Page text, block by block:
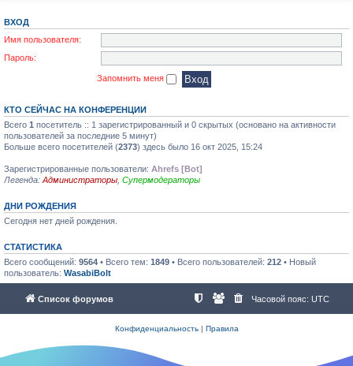
ВХОД
Имя пользователя:
Пароль:
Запомнить меня
КТО СЕЙЧАС НА КОНФЕРЕНЦИИ
Всего 1 посетитель :: 1 зарегистрированный и 0 скрытых (основано на активности
пользователей за последние 5 минут)
Больше всего посетителей (2373) здесь было 16 окт 2025, 15:24
Зарегистрированные пользователи: Ahrefs [Bot]
Легенда: Администраторы Супермодераторы
ДНИ РОЖДЕНИЯ
Сегодня нет дней рождения.
СТАТИСТИКА
Всего сообщений: 9564 • Всего тем: 1849 • Всего пользователей: 212 • Новый
пользователь: WasabiBolt
Список форумов Часовой пояс: UTC
Конфиденциальность| Правила